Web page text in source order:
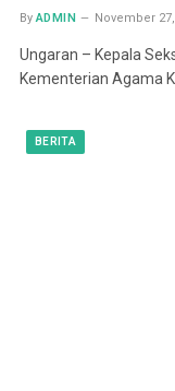
By ADMIN November
Ungaran – Kepala
Kementerian Agama
BERITA